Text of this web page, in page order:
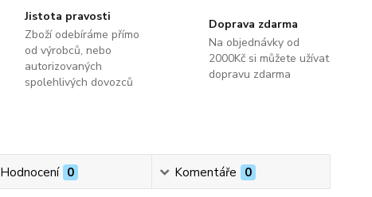
Jistota pravosti
Zboží odebíráme přímo
od výrobců, nebo
autorizovaných
spolehlivých dovozců
Doprava zdarma
Na objednávky od
2000Kč si můžete užívat
dopravu zdarma
Hodnocení 0 Komentáře 0